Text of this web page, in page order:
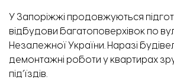
У Запоріжжі продовжуються
відбудови багатоповерхівок по
Незалежної України. Наразі
демонтажні роботи у квартирах
під’їздів.